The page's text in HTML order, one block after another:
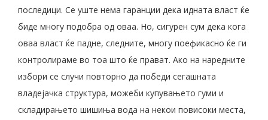
последици. Се уште нема гаранции дека идната власт ќе
биде многу подобра од оваа. Но, сигурен сум дека кога
оваа власт ќе падне, следните, многу поефикасно ќе ги
контролираме во тоа што ќе прават. Ако на наредните
избори се случи повторно да победи сегашната
владејачка структура, можеби купувањето гуми и
складирањето шишиња вода на некои повисоки места,